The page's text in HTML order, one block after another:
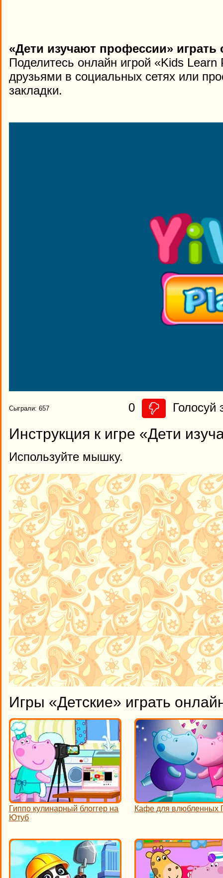
«Дети изучают профессии» играть
Поделитесь онлайн игрой «Kids
друзьями в социальных сетях или
закладки.
Сыграли: 657 0 Голосуй
Инструкция к игре «Дети
Используйте мышку.
Игры «Детские» играть
Гиппо кулинарный блоггер на
Ютуб
Кафе для влюбленных